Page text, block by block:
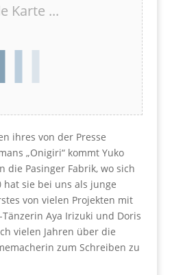
Karte ...
ihres von der Presse
„Onigiri“ kommt Yuko
die Pasinger Fabrik, wo sich
sie bei uns als junge
von vielen Projekten mit
Aya Irizuki und Doris
vielen Jahren über die
zum Schreiben zu